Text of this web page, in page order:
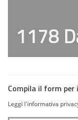
1178
Compila il form
Leggi l'informativa